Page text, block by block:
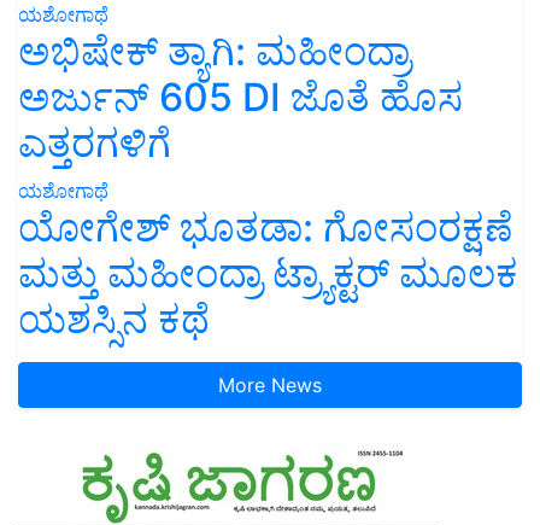
ಯಶೋಗಾಥೆ
ಅಭಿಷೇಕ್ ತ್ಯಾಗಿ: ಮಹೀಂದ್ರಾ
ಅರ್ಜುನ್ 605 DI ಜೊತೆ ಹೊಸ
ಎತ್ತರಗಳಿಗೆ
ಯಶೋಗಾಥೆ
ಯೋಗೇಶ್ ಭೂತಡಾ: ಗೋಸಂರಕ್ಷಣೆ
ಮತ್ತು ಮಹೀಂದ್ರಾ ಟ್ರ್ಯಾಕ್ಟರ್ ಮೂಲಕ
ಯಶಸ್ಸಿನ ಕಥೆ
More News